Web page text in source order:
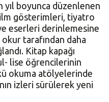
boyunca düzenlenen
gösterimleri, tiyatro
eserleri derinlemesine
tarafından daha
Kitap kapağı
lise öğrencilerinin
okuma atölyelerinde
izleri sürülerek yeni